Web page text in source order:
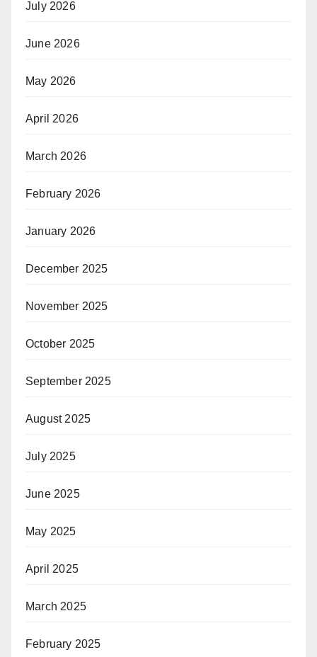
July 2026
June 2026
May 2026
April 2026
March 2026
February 2026
January 2026
December 2025
November 2025
October 2025
September 2025
August 2025
July 2025
June 2025
May 2025
April 2025
March 2025
February 2025